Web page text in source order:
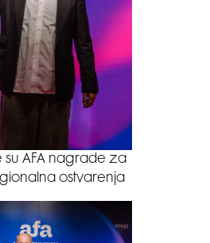
su AFA nagrade za
ostvarenja